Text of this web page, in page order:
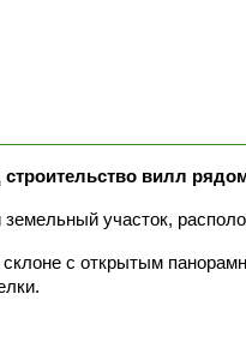
вилл
земельный участок,
с открытым